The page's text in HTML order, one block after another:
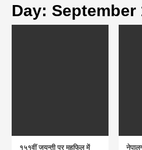
Day: September
१५१वीं जयन्ती पर महफिल में